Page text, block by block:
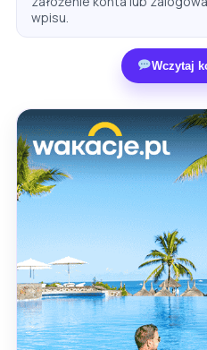
wpisu.
Wczytaj